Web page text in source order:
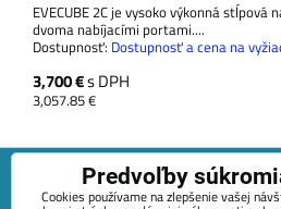
EVECUBE 2C je vysoko výkonná
dvoma nabíjacími portami....
Dostupnosť: Dostupnosť a cena na
3,700 €s DPH
3,057.85 €
Predvoľby
Cookies používame na zlepšenie vašej